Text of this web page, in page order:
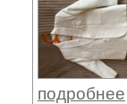
подробнее